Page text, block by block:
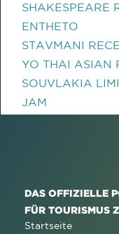
SHAKESPEARE
ENTHETO
STAVMANI
YO THAI ASIAN
SOUVLAKIA
JAM
DAS OFFIZIELLE
FÜR TOURISMUS
Startseite